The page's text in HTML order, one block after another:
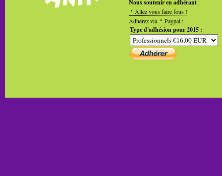
Nous soutenir en adhérant :
Allez vous faire fous !
Adhérez via
Paypal :
Type d'adhésion pour 2015 :